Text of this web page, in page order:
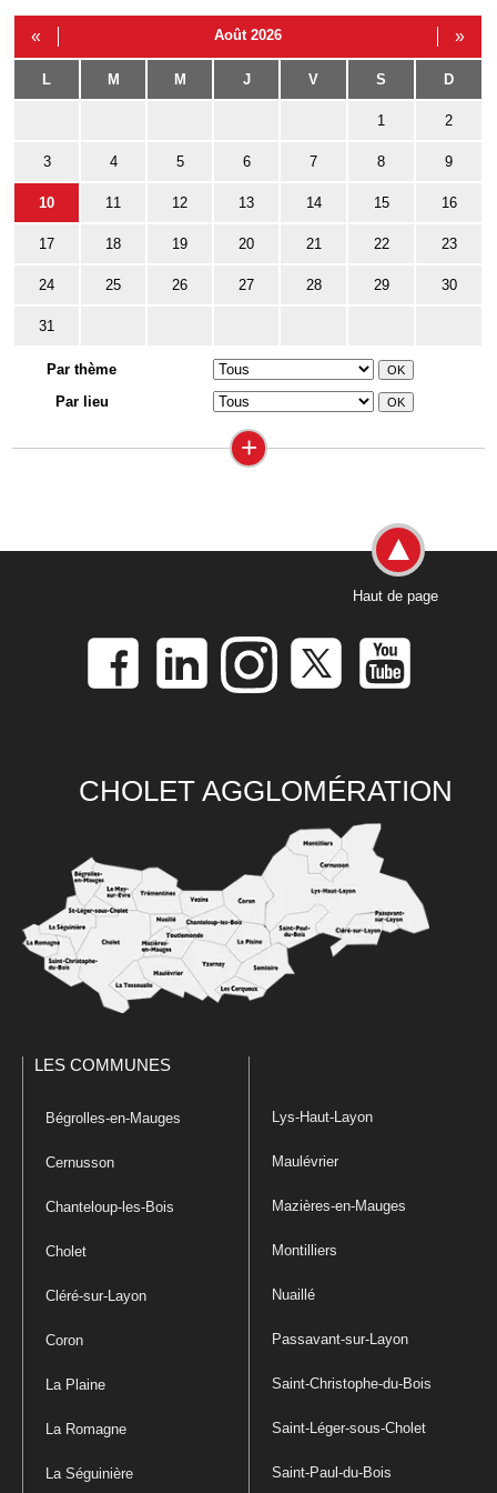
« Août 2026 »
L M M J V S D
1 2
3 4 5 6 7 8 9
10 11 12 13 14 15 16
17 18 19 20 21 22 23
24 25 26 27 28 29 30
31
Par thème
Par lieu
+
Haut de page
CHOLET AGGLOMÉRATION
LES COMMUNES
Bégrolles-en-Mauges
Cernusson
Chanteloup-les-Bois
Cholet
Cléré-sur-Layon
Coron
La Plaine
La Romagne
La Séguinière
Lys-Haut-Layon
Maulévrier
Mazières-en-Mauges
Montilliers
Nuaillé
Passavant-sur-Layon
Saint-Christophe-du-Bois
Saint-Léger-sous-Cholet
Saint-Paul-du-Bois